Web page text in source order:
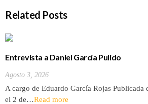
Related Posts
Entrevista a Daniel García Pulido
Agosto 3, 2026
A cargo de Eduardo García Rojas Publicada
el 2 de…Read more